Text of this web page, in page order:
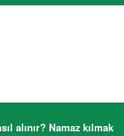
alınır? Namaz kılmak